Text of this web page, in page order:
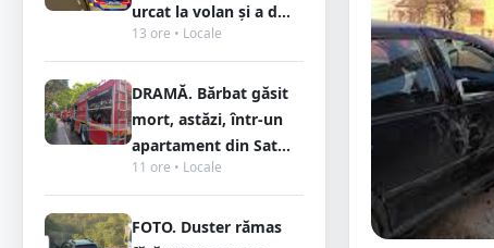
urcat la volan și a d...
13 ore • Locale
DRAMĂ. Bărbat găsit
mort, astăzi, într-un
apartament din Sat...
11 ore • Locale
FOTO. Duster rămas